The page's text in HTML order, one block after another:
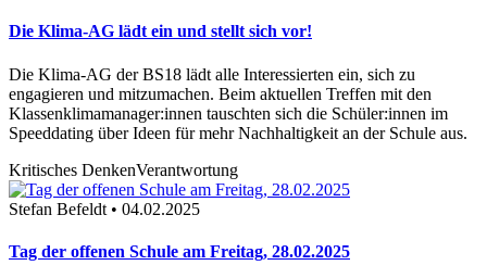
Die Klima-AG lädt ein und stellt sich vor!
Die Klima-AG der BS18 lädt alle Interessierten ein, sich zu
engagieren und mitzumachen. Beim aktuellen Treffen mit den
Klassenklimamanager:innen tauschten sich die Schüler:innen im
Speeddating über Ideen für mehr Nachhaltigkeit an der Schule aus.
Kritisches DenkenVerantwortung
Stefan Befeldt • 04.02.2025
Tag der offenen Schule am Freitag, 28.02.2025